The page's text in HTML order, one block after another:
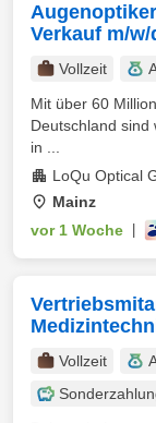
Verkauf m/w/
Vollzeit
Mit über 60
Deutschland
in ...
LoQu Optical
Mainz
vor 1 Woche
Vollzeit